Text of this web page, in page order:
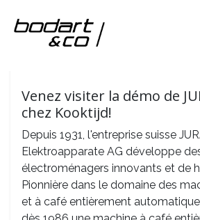
Venez visiter la démo de
chez Kooktijd!
Depuis 1931, l'entreprise suisse
Elektroapparate AG développe
électroménagers innovants et de
Pionnière dans le domaine des
et à café entièrement